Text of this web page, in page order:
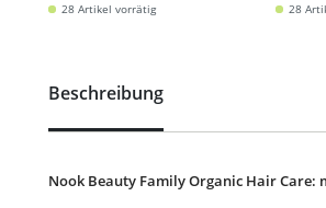
28 Artikel vorrätig 28
Beschreibung
Nook Beauty Family Organic Hair Care: